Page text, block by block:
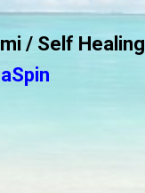
/ Self Healing